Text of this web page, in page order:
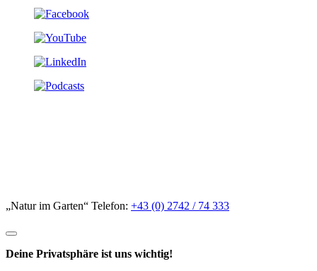
„Natur im Garten“ Telefon: +43 (0) 2742 / 74 333
Deine Privatsphäre ist uns wichtig!